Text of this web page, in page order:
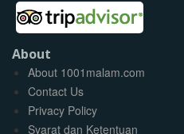
About
About 1001malam.com
Contact Us
Privacy Policy
Syarat dan Ketentuan